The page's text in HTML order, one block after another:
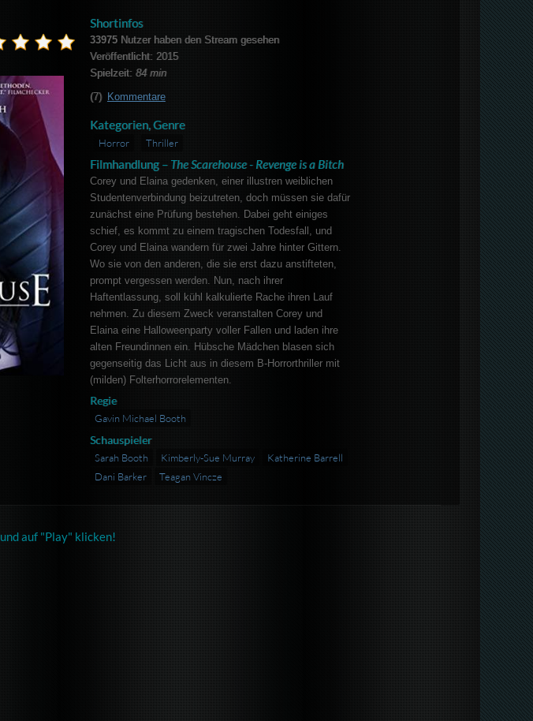
Shortinfos
33975Nutzer haben den Stream gesehen
Veröffentlicht: 2015
Spielzeit: 84 min
(7) Kommentare
Kategorien, Genre
Horror Thriller
Filmhandlung – The Scarehouse - Revenge is a Bitch
Corey und Elaina gedenken, einer illustren weiblichen
Studentenverbindung beizutreten, doch müssen sie dafür
zunächst eine Prüfung bestehen. Dabei geht einiges
schief, es kommt zu einem tragischen Todesfall, und
Corey und Elaina wandern für zwei Jahre hinter Gittern.
Wo sie von den anderen, die sie erst dazu anstifteten,
prompt vergessen werden. Nun, nach ihrer
Haftentlassung, soll kühl kalkulierte Rache ihren Lauf
nehmen. Zu diesem Zweck veranstalten Corey und
Elaina eine Halloweenparty voller Fallen und laden ihre
alten Freundinnen ein. Hübsche Mädchen blasen sich
gegenseitig das Licht aus in diesem B-Horrorthriller mit
(milden) Folterhorrorelementen.
Regie
Gavin Michael Booth
Schauspieler
Sarah Booth Kimberly-Sue Murray
Katherine Barrell
Dani Barker
Teagan Vincze
und auf "Play" klicken!